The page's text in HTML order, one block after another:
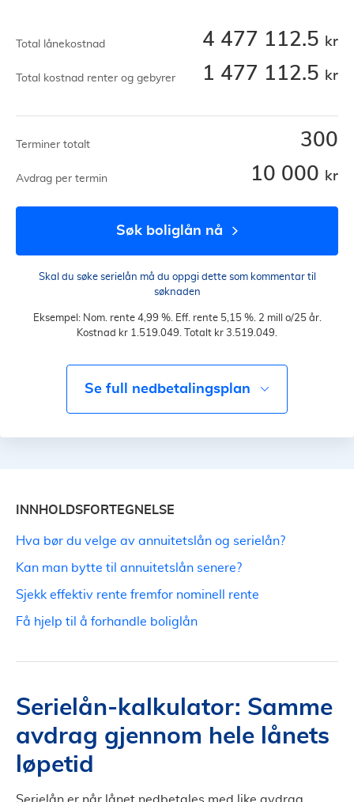
Total lånekostnad 4 477 112.5 kr
Total kostnad renter og gebyrer 1 477 112.5 kr
Terminer totalt 300
Avdrag per termin 10 000 kr
søk boliglån nå
Skal du søke serielån må du oppgi dette som kommentar til
søknaden
Eksempel: Nom. rente 4,99 %. Eff. rente 5,15 %. 2 mill o/25 år.
Kostnad kr 1.519.049. Totalt kr 3.519.049.
se full nedbetalingsplan
Serielån-kalkulator: Samme
avdrag gjennom hele lånets
løpetid
INNHOLDSFORTEGNELSE
Hva bør du velge av annuitetslån og serielån?
Kan man bytte til annuitetslån senere?
Sjekk effektiv rente fremfor nominell rente
Få hjelp til å forhandle boliglån